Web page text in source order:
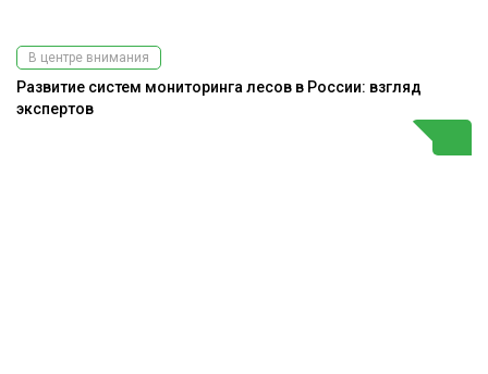
В центре внимания
Развитие систем мониторинга лесов в России: взгляд
экспертов